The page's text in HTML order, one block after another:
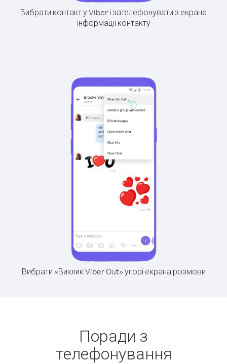
Вибрати контакт у Viber і зателефонувати з екрана
інформації контакту
Вибрати «Виклик Viber Out» угорі екрана розмови
Поради з
телефонування